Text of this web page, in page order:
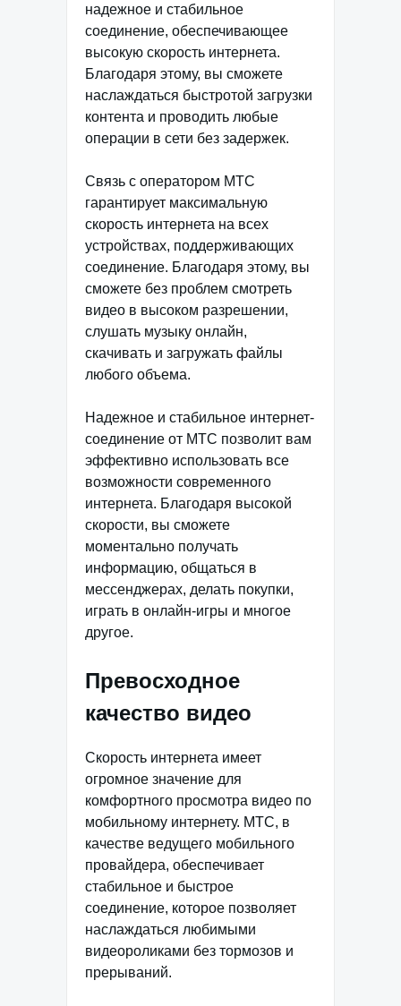
надежное и стабильное
соединение, обеспечивающее
высокую скорость интернета.
Благодаря этому, вы сможете
наслаждаться быстротой загрузки
контента и проводить любые
операции в сети без задержек.
Связь с оператором МТС
гарантирует максимальную
скорость интернета на всех
устройствах, поддерживающих
соединение. Благодаря этому, вы
сможете без проблем смотреть
видео в высоком разрешении,
слушать музыку онлайн,
скачивать и загружать файлы
любого объема.
Надежное и стабильное интернет-
соединение от МТС позволит вам
эффективно использовать все
возможности современного
интернета. Благодаря высокой
скорости, вы сможете
моментально получать
информацию, общаться в
мессенджерах, делать покупки,
играть в онлайн-игры и многое
другое.
Превосходное
качество видео
Скорость интернета имеет
огромное значение для
комфортного просмотра видео по
мобильному интернету. МТС, в
качестве ведущего мобильного
провайдера, обеспечивает
стабильное и быстрое
соединение, которое позволяет
наслаждаться любимыми
видеороликами без тормозов и
прерываний.